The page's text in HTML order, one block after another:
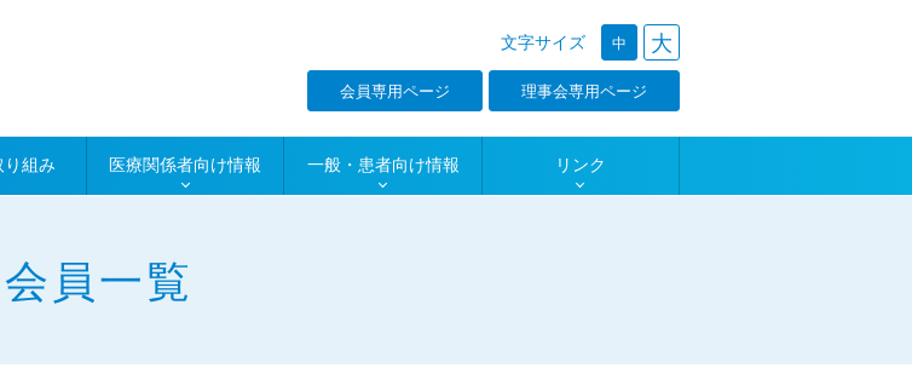
文字サイズ 中 大
会員専用ページ 理事会専用ページ
組み 医療関係者向け情報 一般・患者向け情報 リンク
会員一覧